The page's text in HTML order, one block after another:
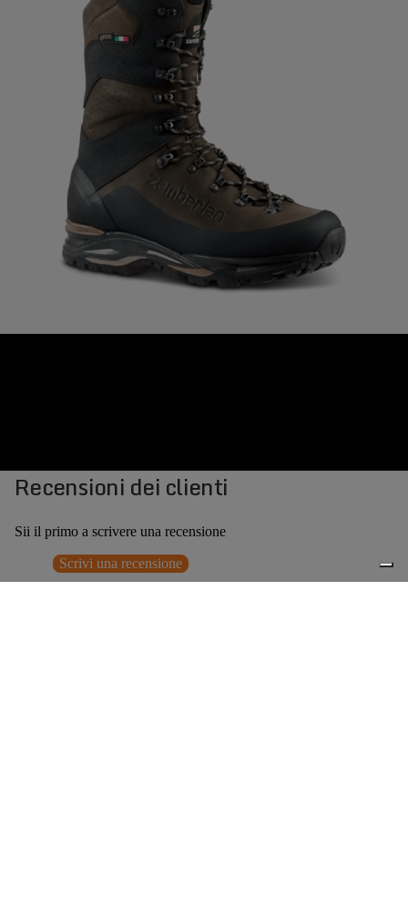
Recensioni dei clienti
Sii il primo a scrivere una recensione
Scrivi una recensione